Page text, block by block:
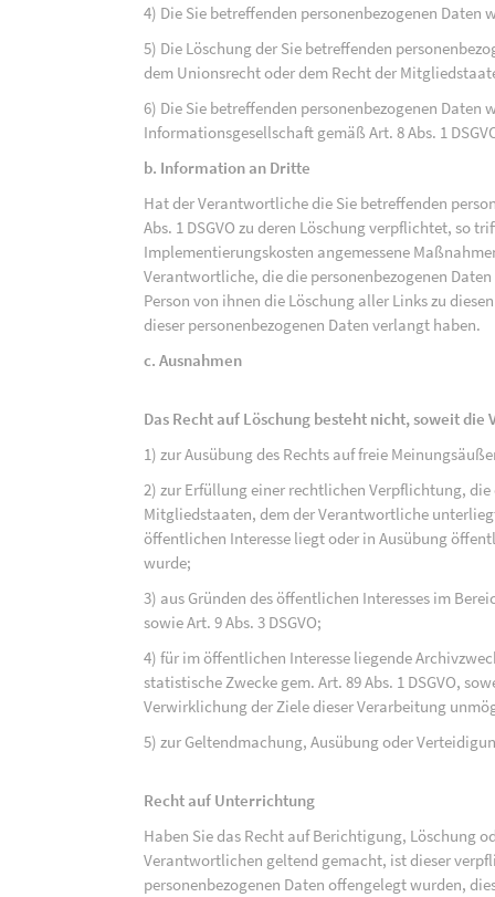
4) Die Sie betreffenden personenbezogenen
5) Die Löschung der Sie betreffenden
dem Unionsrecht oder dem Recht der
6) Die Sie betreffenden personenbezogenen Daten
Informationsgesellschaft gemäß Art. 8 Abs. 1
b. Information an Dritte
Hat der Verantwortliche die Sie betreffenden
Abs. 1 DSGVO zu deren Löschung verpflichtet, so
Implementierungskosten angemessene
Verantwortliche, die die personenbezogenen
Person von ihnen die Löschung aller Links zu
dieser personenbezogenen Daten verlangt haben.
c. Ausnahmen
Das Recht auf Löschung besteht nicht, soweit
1) zur Ausübung des Rechts auf freie
2) zur Erfüllung einer rechtlichen Verpflichtung,
Mitgliedstaaten, dem der Verantwortliche
öffentlichen Interesse liegt oder in Ausübung
wurde;
3) aus Gründen des öffentlichen Interesses im
sowie Art. 9 Abs. 3 DSGVO;
4) für im öffentlichen Interesse liegende
statistische Zwecke gem. Art. 89 Abs. 1 DSGVO,
Verwirklichung der Ziele dieser Verarbeitung
5) zur Geltendmachung, Ausübung oder
Recht auf Unterrichtung
Haben Sie das Recht auf Berichtigung, Löschung
Verantwortlichen geltend gemacht, ist dieser
personenbezogenen Daten offengelegt wurden,